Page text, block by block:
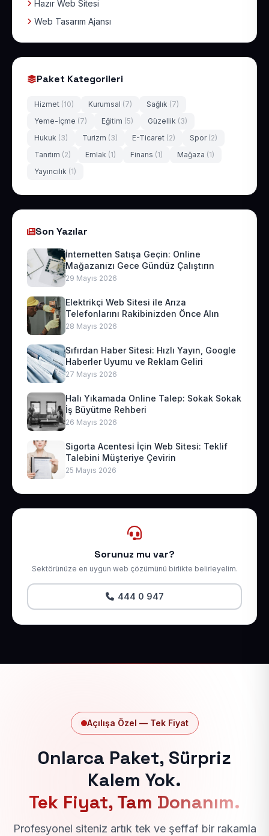
Hazır Web Sitesi
Web Tasarım Ajansı
Paket Kategorileri
Hizmet (10) Kurumsal (7) Sağlık (7)
Yeme-İçme (7) Eğitim (5) Güzellik (3)
Hukuk (3) Turizm (3) E-Ticaret (2) Spor (2)
Tanıtım (2) Emlak (1) Finans (1) Mağaza (1)
Yayıncılık (1)
Son Yazılar
İnternetten Satışa Geçin: Online
Mağazanızı Gece Gündüz Çalıştırın
29 Mayıs 2026
Elektrikçi Web Sitesi ile Arıza
Telefonlarını Rakibinizden Önce Alın
28 Mayıs 2026
Sıfırdan Haber Sitesi: Hızlı Yayın, Google
Haberler Uyumu ve Reklam Geliri
27 Mayıs 2026
Halı Yıkamada Online Talep: Sokak Sokak
İş Büyütme Rehberi
26 Mayıs 2026
Sigorta Acentesi İçin Web Sitesi: Teklif
Talebini Müşteriye Çevirin
25 Mayıs 2026
Sorunuz mu var?
Sektörünüze en uygun web çözümünü birlikte belirleyelim.
444 0 947
Açılışa Özel — Tek Fiyat
Onlarca Paket, Sürpriz
Kalem Yok.
Tek Fiyat, Tam Donanım.
Profesyonel siteniz artık tek ve şeffaf bir rakamla